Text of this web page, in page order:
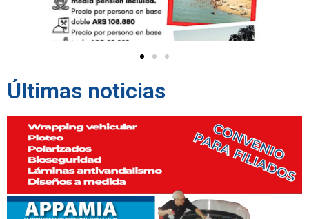
Últimas noticias